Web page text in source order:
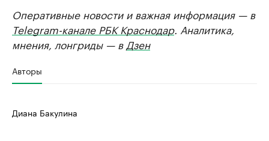
Оперативные новости и важная информация — в
Telegram-канале РБК Краснодар. Аналитика,
мнения, лонгриды — в Дзен
Авторы
Диана Бакулина